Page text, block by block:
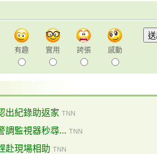
有趣 實用 誇張 感動
出紀錄助返家 TNN
監視器秒尋... TNN
赴現場相助 TNN